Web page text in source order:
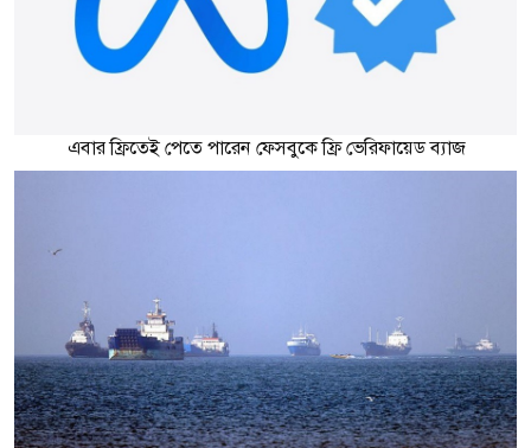
এবার ফ্রিতেই পেতে পারেন ফেসবুকে ফ্রি ভেরিফায়েড ব্যাজ